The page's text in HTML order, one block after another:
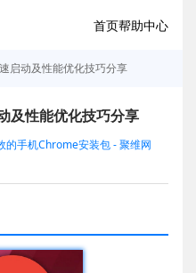
首页帮助中心
启动及性能优化技巧分享
及性能优化技巧分享
的手机Chrome安装包 - 聚维网